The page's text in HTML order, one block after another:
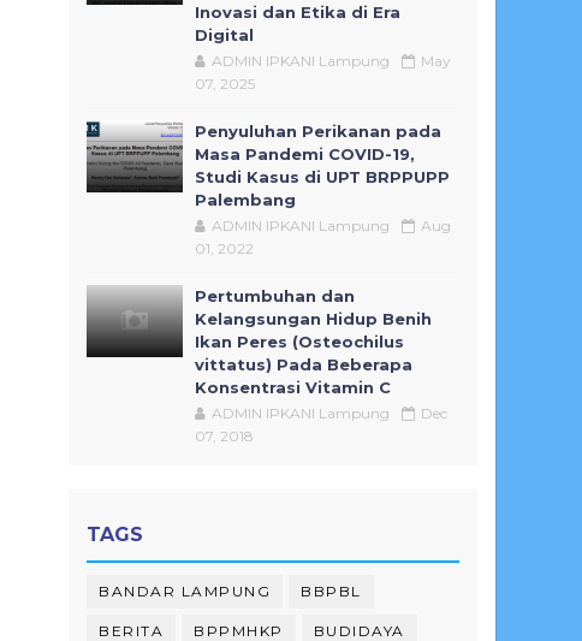
Inovasi dan Etika di Era
Digital
ADMIN IPKANI Lampung
May
07, 2025
Penyuluhan Perikanan pada
Masa Pandemi COVID-19,
Studi Kasus di UPT BRPPUPP
Palembang
ADMIN IPKANI Lampung
Aug
01, 2022
Pertumbuhan dan
Kelangsungan Hidup Benih
Ikan Peres (Osteochilus
vittatus) Pada Beberapa
Konsentrasi Vitamin C
ADMIN IPKANI Lampung
Dec
07, 2018
TAGS
BANDAR LAMPUNG BBPBL
BERITA BPPMHKP BUDIDAYA